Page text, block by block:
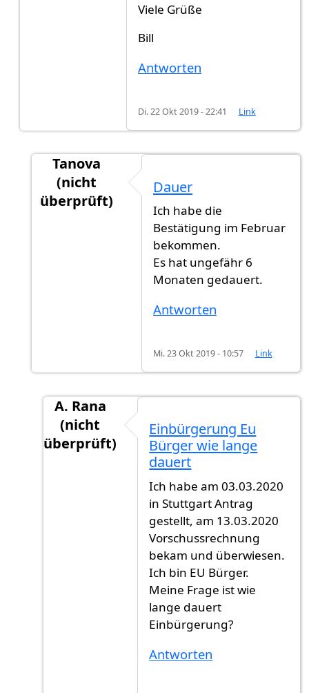
Viele Grüße
Bill
Antworten
Di. 22 Okt 2019 - 22:41 Link
Tanova
(nicht
überprüft)
vonGast (nicht überprüft)
Dauer
Ich habe die
Bestätigung im Februar
bekommen.
Es hat ungefähr 6
Monaten gedauert.
Antworten
Mi. 23 Okt 2019 - 10:57 Link
A. Rana
(nicht
überprüft)
DauervonTanova (nicht
Einbürgerung Eu
Bürger wie lange
dauert
Ich habe am 03.03.2020
in Stuttgart Antrag
gestellt, am 13.03.2020
Vorschussrechnung
bekam und überwiesen.
Ich bin EU Bürger.
Meine Frage ist wie
lange dauert
Einbürgerung?
Antworten